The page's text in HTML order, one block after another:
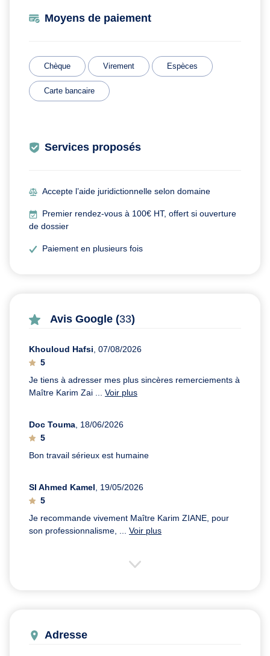
Moyens de paiement
Chèque Virement Espèces
Carte bancaire
Services proposés
Accepte l’aide juridictionnelle selon domaine
Premier rendez-vous à 100€ HT, offert si ouverture
de dossier
Paiement en plusieurs fois
Avis Google (33)
Khouloud Hafsi, 07/08/2026
5
Je tiens à adresser mes plus sincères remerciements à
Maître Karim Zai ... Voir plus
Doc Touma, 18/06/2026
5
Bon travail sérieux est humaine
SI Ahmed Kamel, 19/05/2026
5
Je recommande vivement Maître Karim ZIANE, pour
son professionnalisme, ... Voir plus
Adresse